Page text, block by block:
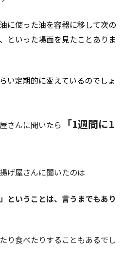
に使った油を容器に移して次の
といった場面を見たことありま
い定期的に変えているのでしょ
さんに聞いたら
「1週間に1
げ屋さんに聞いたのは
ということは、言うまでもあり
り食べたりすることもあるでし